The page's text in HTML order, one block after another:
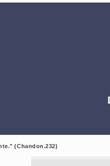
(Chandon.232)